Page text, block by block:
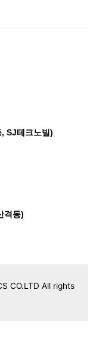
SJ테크노빌)
격동)
CO.LTD All rights